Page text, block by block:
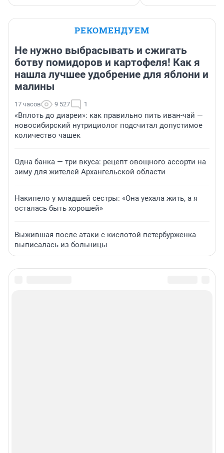
РЕКОМЕНДУЕМ
Не нужно выбрасывать и сжигать
ботву помидоров и картофеля! Как я
нашла лучшее удобрение для яблони и
малины
17 часов 9 527 1
«Вплоть до диареи»: как правильно пить иван-чай —
новосибирский нутрициолог подсчитал допустимое
количество чашек
Одна банка — три вкуса: рецепт овощного ассорти на
зиму для жителей Архангельской области
Накипело у младшей сестры: «Она уехала жить, а я
осталась быть хорошей»
Выжившая после атаки с кислотой петербурженка
выписалась из больницы